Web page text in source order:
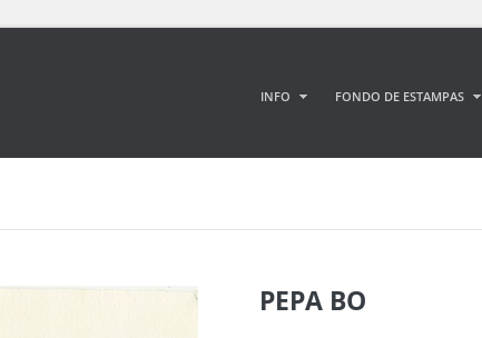
INFO FONDO DE ESTAMPAS
PEPA BO